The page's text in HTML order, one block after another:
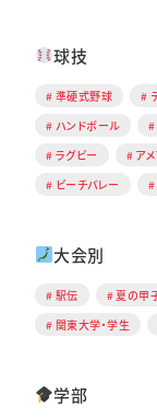
球技
準硬式野球
ハンドボール
ラグビー
ア
ビーチバレー
大会別
駅伝 夏の甲
関東大学・学生
学部